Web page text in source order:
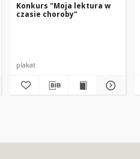
Konkurs "Moja lektura w
czasie choroby"
plakat